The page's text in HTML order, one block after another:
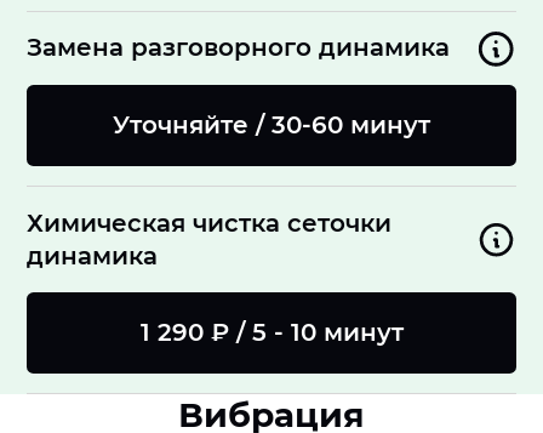
Замена разговорного динамика
Уточняйте / 30-60 минут
Химическая чистка сеточки
динамика
1 290 ₽ / 5 - 10 минут
Вибрация